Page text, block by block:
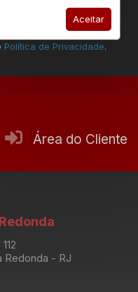
Aceitar
de envio deste
contatado pela
Política de Privacidade.
Área do Cliente
Redonda - RJ